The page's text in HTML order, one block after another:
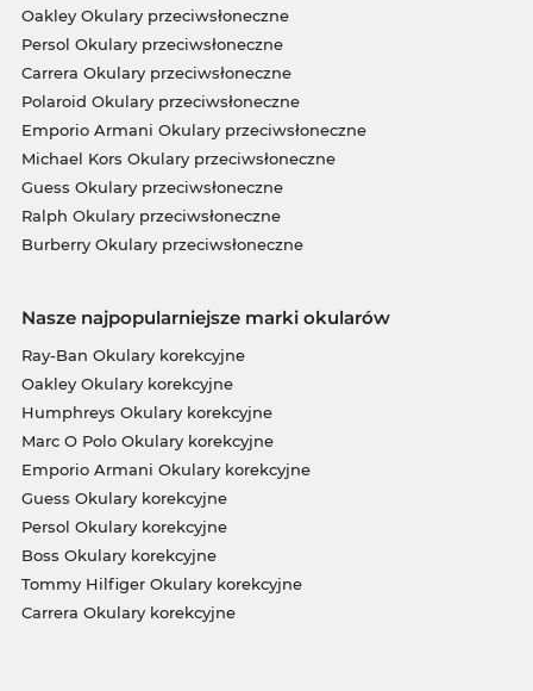
Oakley Okulary przeciwsłoneczne
Persol Okulary przeciwsłoneczne
Carrera Okulary przeciwsłoneczne
Polaroid Okulary przeciwsłoneczne
Emporio Armani Okulary przeciwsłoneczne
Michael Kors Okulary przeciwsłoneczne
Guess Okulary przeciwsłoneczne
Ralph Okulary przeciwsłoneczne
Burberry Okulary przeciwsłoneczne
Nasze najpopularniejsze marki okularów
Ray-Ban Okulary korekcyjne
Oakley Okulary korekcyjne
Humphreys Okulary korekcyjne
Marc O Polo Okulary korekcyjne
Emporio Armani Okulary korekcyjne
Guess Okulary korekcyjne
Persol Okulary korekcyjne
Boss Okulary korekcyjne
Tommy Hilfiger Okulary korekcyjne
Carrera Okulary korekcyjne